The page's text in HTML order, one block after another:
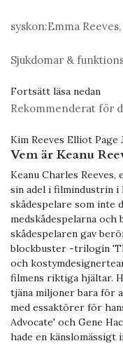
syskon:Emma
Sjukdomar &
Fortsätt läsa nedan
Rekommenderat för
Kim Reeves Elliot Page
Vem är Keanu
Keanu Charles Reeves,
sin adel i filmindustrin i
skådespelare som inte
medskådespelarna och
skådespelaren gav
blockbuster -trilogin
och
filmens riktiga hjältar.
tjäna miljoner bara för
med essaktörer för
Advocate' och Gene
hade en känslomässigt